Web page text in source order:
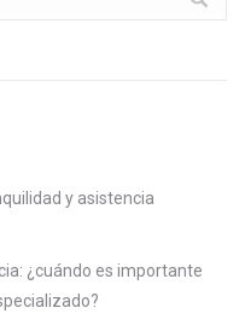
y asistencia
¿cuándo es importante